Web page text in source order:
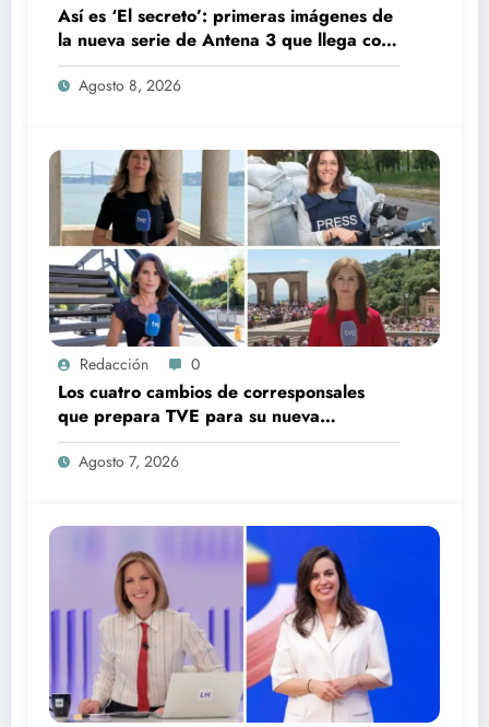
Así es ‘El secreto’: primeras imágenes de
la nueva serie de Antena 3 que llega con
una verdad brutal
Agosto 8, 2026
Redacción 0
Los cuatro cambios de corresponsales
que prepara TVE para su nueva
temporada
Agosto 7, 2026